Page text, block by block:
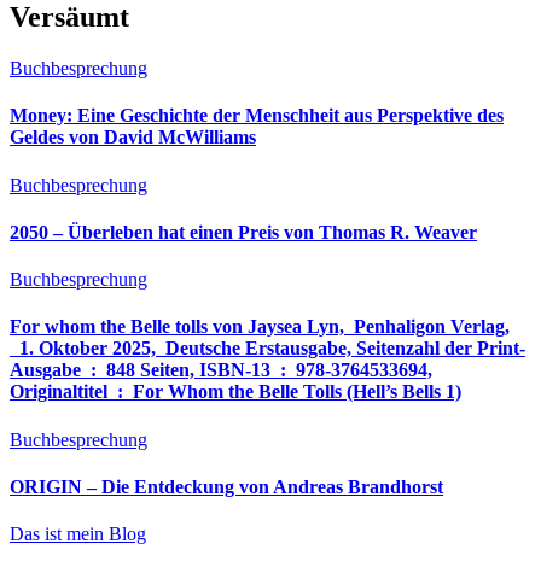
Versäumt
Buchbesprechung
Money: Eine Geschichte der Menschheit aus Perspektive des
Geldes von David McWilliams
Buchbesprechung
2050 – Überleben hat einen Preis von Thomas R. Weaver
Buchbesprechung
For whom the Belle tolls von Jaysea Lyn, ‎ Penhaligon Verlag,
‎ 1. Oktober 2025, ‎ Deutsche Erstausgabe, Seitenzahl der Print-
Ausgabe ‏ : ‎ 848 Seiten, ISBN-13 ‏ : ‎ 978-3764533694,
Originaltitel ‏ : ‎ For Whom the Belle Tolls (Hell’s Bells 1)
Buchbesprechung
ORIGIN – Die Entdeckung von Andreas Brandhorst
Das ist mein Blog